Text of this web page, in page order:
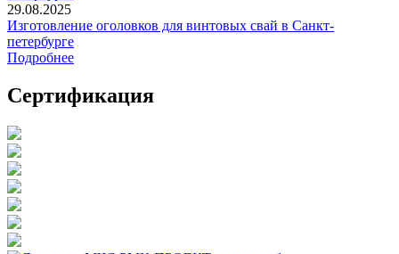
29.08.2025
Изготовление оголовков для винтовых свай в Санкт-
петербурге
Подробнее
Сертификация